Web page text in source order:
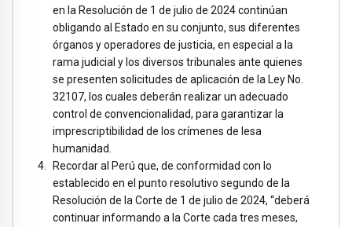
en la Resolución de 1 de julio de 2024 continúan
obligando al Estado en su conjunto, sus diferentes
órganos y operadores de justicia, en especial a la
rama judicial y los diversos tribunales ante quienes
se presenten solicitudes de aplicación de la Ley No.
32107, los cuales deberán realizar un adecuado
control de convencionalidad, para garantizar la
imprescriptibilidad de los crímenes de lesa
humanidad.
Recordar al Perú que, de conformidad con lo
establecido en el punto resolutivo segundo de la
Resolución de la Corte de 1 de julio de 2024, “deberá
continuar informando a la Corte cada tres meses,